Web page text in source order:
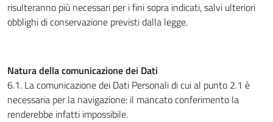
risulteranno più necessari per i fini sopra indicati, salvi ulteriori
obblighi di conservazione previsti dalla legge.
Natura della comunicazione dei Dati
6.1. La comunicazione dei Dati Personali di cui al punto 2.1 è
necessaria per la navigazione: il mancato conferimento la
renderebbe infatti impossibile.